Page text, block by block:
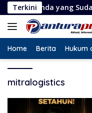
Langsung
ke
konten
Terkini
yang Sudah Terjadwal
Home Berita Hukum
mitralogistics